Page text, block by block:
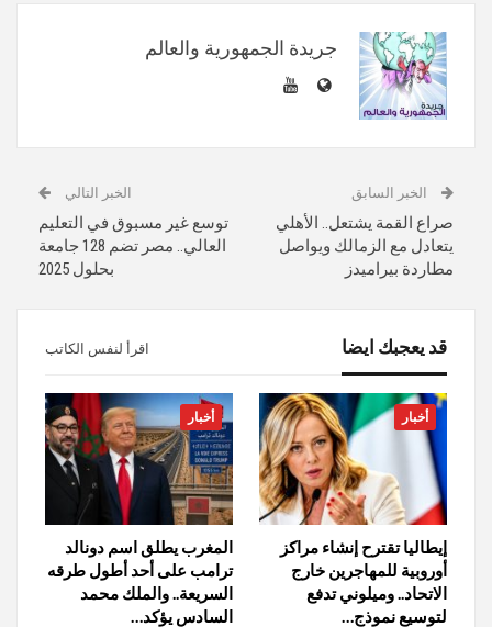
جريدة الجمهورية والعالم
الخبر السابق
صراع القمة يشتعل.. الأهلي
يتعادل مع الزمالك ويواصل
مطاردة بيراميدز
الخبر التالي
توسع غير مسبوق في التعليم
العالي.. مصر تضم 128 جامعة
بحلول 2025
قد يعجبك ايضا اقرأ لنفس الكاتب
أخبار
إيطاليا تقترح إنشاء مراكز
أوروبية للمهاجرين خارج
الاتحاد.. وميلوني تدفع
لتوسيع نموذج…
أخبار
المغرب يطلق اسم دونالد
ترامب على أحد أطول طرقه
السريعة.. والملك محمد
السادس يؤكد…